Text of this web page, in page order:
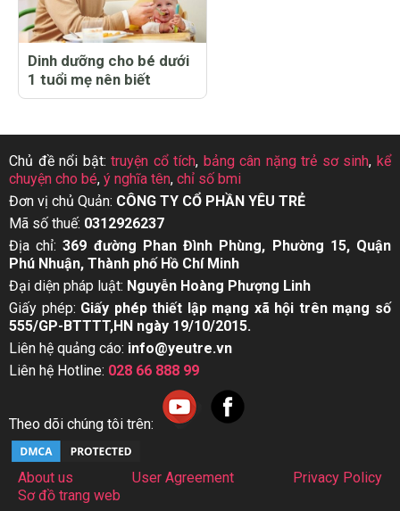
Dinh dưỡng cho bé dưới
1 tuổi mẹ nên biết
Chủ đề nổi bật:truyện cổ tích, bảng cân nặng trẻ sơ sinh,kể
chuyện cho bé, ý nghĩa tên, chỉ số bmi
Đơn vị chủ Quản: CÔNG TY CỔ PHẦN YÊU TRẺ
Mã số thuế: 0312926237
Địa chỉ:369 đường Phan Đình Phùng, Phường 15, Quận
Phú Nhuận, Thành phố Hồ Chí Minh
Đại diện pháp luật: Nguyễn Hoàng Phượng Linh
Giấy phép: Giấy phép thiết lập mạng xã hội trên mạng số
555/GP-BTTTT,HN ngày 19/10/2015.
Liên hệ quảng cáo: info@yeutre.vn
Liên hệ Hotline: 028 66 888 99
Theo dõi chúng tôi trên:
About us User Agreement
Privacy Policy
Sơ đồ trang web